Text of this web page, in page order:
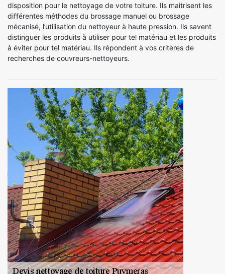
disposition pour le nettoyage de votre toiture. Ils maitrisent les
différentes méthodes du brossage manuel ou brossage
mécanisé, l’utilisation du nettoyeur à haute pression. Ils savent
distinguer les produits à utiliser pour tel matériau et les produits
à éviter pour tel matériau. Ils répondent à vos critères de
recherches de couvreurs-nettoyeurs.